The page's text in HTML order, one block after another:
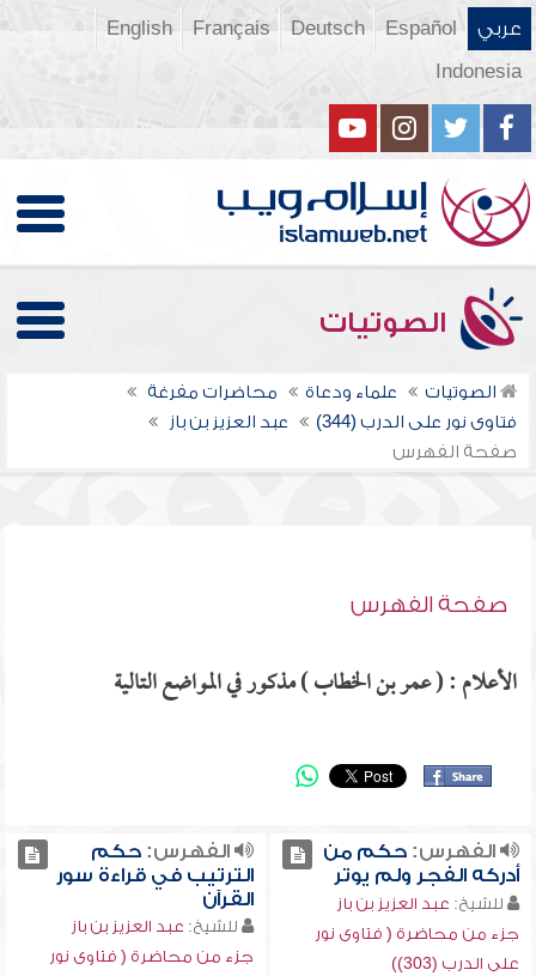
عربي Español
Deutsch
Français
English
Indonesia
الصوتيات
الصوتيات علماء ودعاة
محاضرات مفرغة
فتاوى نور على الدرب (344)
عبد العزيز بن باز
صفحة الفهرس
صفحة الفهرس
الأعلام : ( عمر بن الخطاب ) مذكور في المواضع التالية
الفهرس:حكم من
أدركه الفجر ولم يوتر
للشيخ: عبد العزيز بن باز
جزء من محاضرة ( فتاوى نور
على الدرب (303))
الفهرس:حكم
الترتيب في قراءة سور
القرآن
للشيخ: عبد العزيز بن باز
جزء من محاضرة ( فتاوى نور